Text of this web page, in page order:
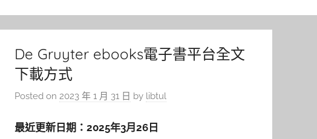
圖
De Gruyter ebooks電子書平台全文
下載方式
Posted on 2023 年 1 月 31 日 by libtul
最近更新日期：2025年3月26日